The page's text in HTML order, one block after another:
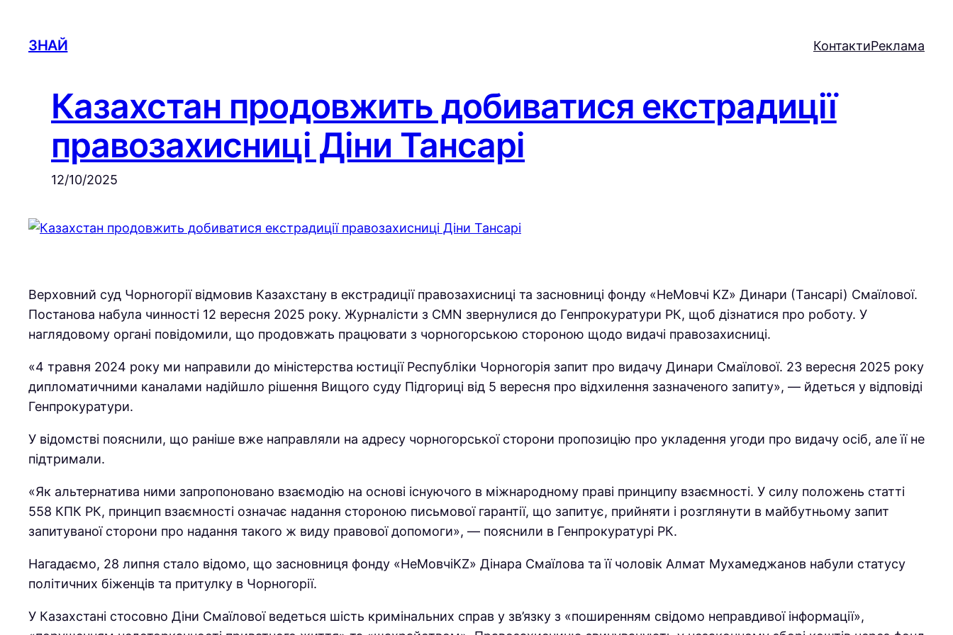
content
ЗНАЙ КонтактиРеклама
Казахстан продовжить добиватися екстрадиції
правозахисниці Діни Тансарі
12/10/2025
Верховний суд Чорногорії відмовив Казахстану в екстрадиції правозахисниці та засновниці фонду «НеМовчі KZ» Динари (Тансарі) Смаїлової.
Постанова набула чинності 12 вересня 2025 року. Журналісти з CMN звернулися до Генпрокуратури РК, щоб дізнатися про роботу. У
наглядовому органі повідомили, що продовжать працювати з чорногорською стороною щодо видачі правозахисниці.
«4 травня 2024 року ми направили до міністерства юстиції Республіки Чорногорія запит про видачу Динари Смаїлової. 23 вересня 2025 року
дипломатичними каналами надійшло рішення Вищого суду Підгориці від 5 вересня про відхилення зазначеного запиту», — йдеться у відповіді
Генпрокуратури.
У відомстві пояснили, що раніше вже направляли на адресу чорногорської сторони пропозицію про укладення угоди про видачу осіб, але її не
підтримали.
«Як альтернатива ними запропоновано взаємодію на основі існуючого в міжнародному праві принципу взаємності. У силу положень статті
558 КПК РК, принцип взаємності означає надання стороною письмової гарантії, що запитує, прийняти і розглянути в майбутньому запит
запитуваної сторони про надання такого ж виду правової допомоги», — пояснили в Генпрокуратурі РК.
Нагадаємо, 28 липня стало відомо, що засновниця фонду «НеМовчіKZ» Дінара Смаїлова та її чоловік Алмат Мухамеджанов набули статусу
політичних біженців та притулку в Чорногорії.
У Казахстані стосовно Діни Смаїлової ведеться шість кримінальних справ у зв’язку з «поширенням свідомо неправдивої інформації»,